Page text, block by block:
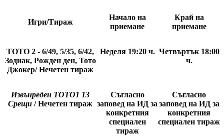
Игри/Тираж
Начало на
приемане
Край на
приемане
ТОТО 2 - 6/49, 5/35, 6/42,
Зодиак, Рожден ден, Тото
Джокер/ Нечетен тираж
Неделя 19:20 ч. Четвъртък 18:00
ч.
Извънреден ТОТО1 13
Срещи / Нечетен тираж
Съгласно
заповед на ИД за
конкретния
специален
тираж
Съгласно
заповед на ИД за
конкретния
специален тираж